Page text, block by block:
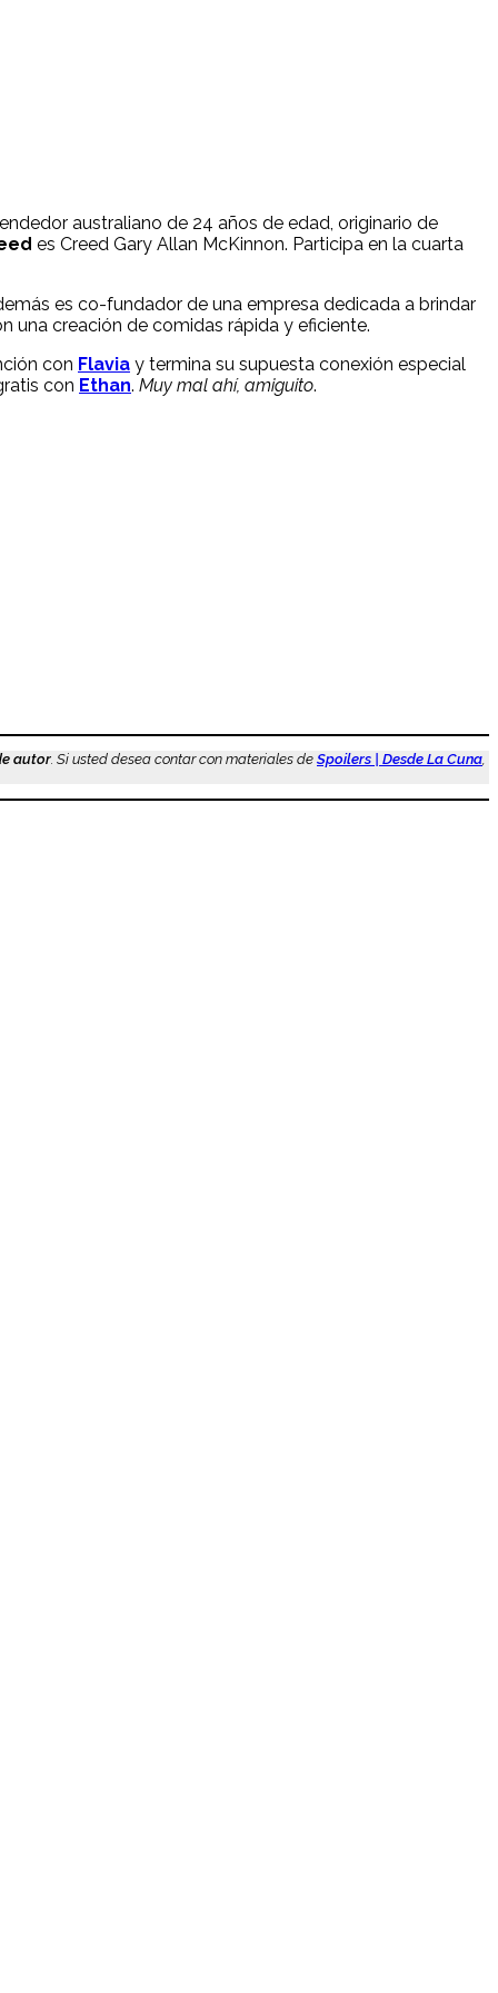
australiano de 24 años de edad, originario de
es Creed Gary Allan McKinnon. Participa en la cuarta
es co-fundador de una empresa dedicada a brindar
una creación de comidas rápida y eficiente.
con Flavia y termina su supuesta conexión especial
con Ethan. Muy mal ahí, amiguito.
autor . Si usted desea contar con materiales de Spoilers | Desde La Cuna